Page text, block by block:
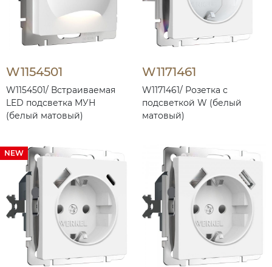
W1154501
W1154501/ Встраиваемая
LED подсветка МУН
(белый матовый)
W1171461
W1171461/ Розетка с
подсветкой W (белый
матовый)
NEW